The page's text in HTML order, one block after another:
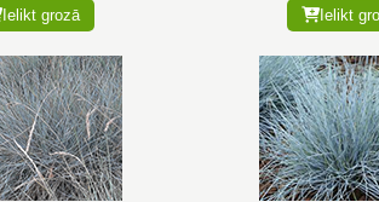
Ielikt grozā Ielikt